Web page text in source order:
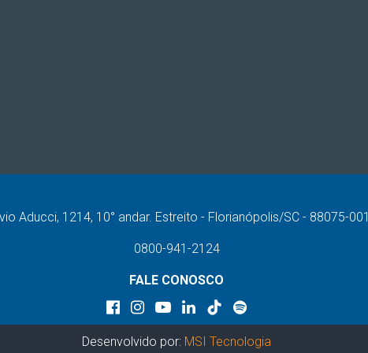
Aducci, 1214, 10° andar. Estreito - Florianópolis/SC - 88075-001
0800-941-2124
FALE CONOSCO
Desenvolvido por: MSI Tecnologia